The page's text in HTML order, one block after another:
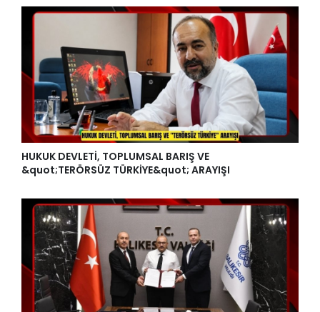
HUKUK DEVLETİ, TOPLUMSAL BARIŞ VE
&quot;TERÖRSÜZ TÜRKİYE&quot; ARAYIŞI